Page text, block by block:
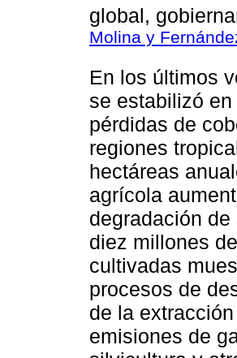
global,
Molina y
En los últimos
se estabilizó
pérdidas de
regiones
hectáreas
agrícola
degradación
diez millones
cultivadas
procesos de
de la
emisiones de